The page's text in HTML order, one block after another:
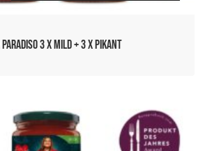
3 x Mild + 3 x Pikant